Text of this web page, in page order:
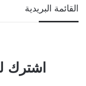
القائمة البريدية
اشترك